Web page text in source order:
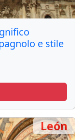
e stile
León